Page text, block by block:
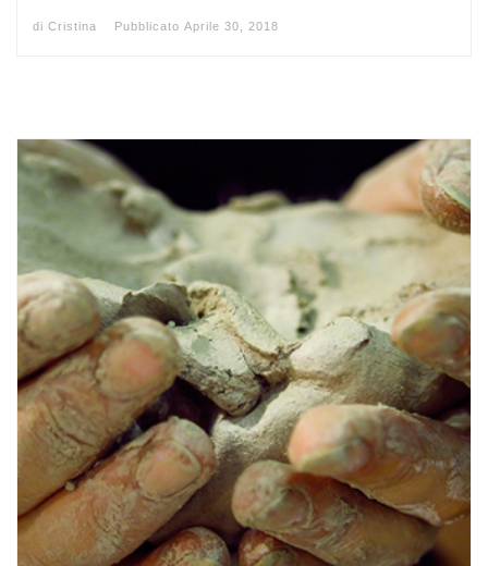
di Cristina Pubblicato Aprile 30, 2018